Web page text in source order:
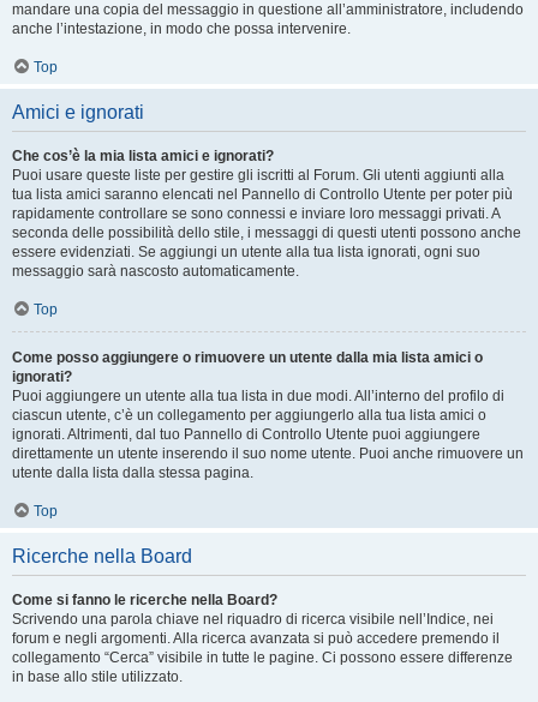
mandare una copia del messaggio in questione all’amministratore, includendo
anche l’intestazione, in modo che possa intervenire.
Top
Amici e ignorati
Che cos’è la mia lista amici e ignorati?
Puoi usare queste liste per gestire gli iscritti al Forum. Gli utenti aggiunti alla
tua lista amici saranno elencati nel Pannello di Controllo Utente per poter più
rapidamente controllare se sono connessi e inviare loro messaggi privati. A
seconda delle possibilità dello stile, i messaggi di questi utenti possono anche
essere evidenziati. Se aggiungi un utente alla tua lista ignorati, ogni suo
messaggio sarà nascosto automaticamente.
Top
Come posso aggiungere o rimuovere un utente dalla mia lista amici o
ignorati?
Puoi aggiungere un utente alla tua lista in due modi. All’interno del profilo di
ciascun utente, c’è un collegamento per aggiungerlo alla tua lista amici o
ignorati. Altrimenti, dal tuo Pannello di Controllo Utente puoi aggiungere
direttamente un utente inserendo il suo nome utente. Puoi anche rimuovere un
utente dalla lista dalla stessa pagina.
Top
Ricerche nella Board
Come si fanno le ricerche nella Board?
Scrivendo una parola chiave nel riquadro di ricerca visibile nell’Indice, nei
forum e negli argomenti. Alla ricerca avanzata si può accedere premendo il
collegamento “Cerca” visibile in tutte le pagine. Ci possono essere differenze
in base allo stile utilizzato.